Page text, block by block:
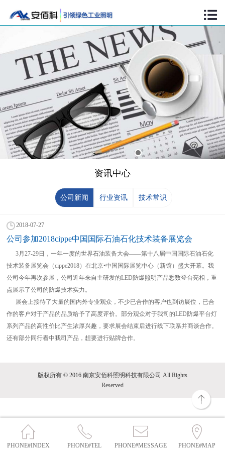
资讯中心
公司新闻 行业资讯 技术常识
2018-07-27
公司参加2018cippe中国国际石油石化技术装备展览会
3月27-29日，一年一度的世界石油装备大会——第十八届中国国际石油石化
技术装备展览会（cippe2018）在北京•中国国际展览中心（新馆）盛大开幕。我
公司今年再次参展，公司近年来自主研发的LED防爆照明产品悉数登台亮相，重
点展示了公司的防爆技术实力。
展会上接待了大量的国内外专业观众，不少已合作的客户也到访展位，已合
作的客户对于产品的品质给予了高度评价。部分观众对于我司的LED防爆平台灯
系列产品的高性价比产生浓厚兴趣，要求展会结束后进行线下联系并商谈合作。
还有部分同行看中我司产品，想要进行贴牌合作。
版权所有 © 2016 南京安佰科照明科技有限公司 All Rights
Reserved
PHONE#INDEX PHONE#TEL PHONE#MESSAGE PHONE#MAP